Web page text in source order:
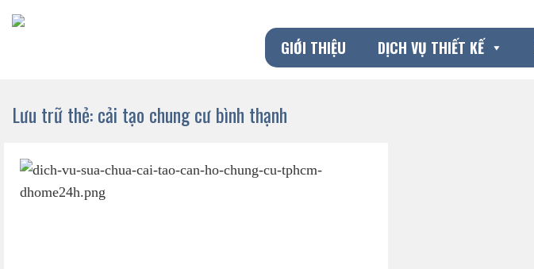
Chuyển
đến
GIỚI THIỆU DỊCH VỤ THIẾT KẾ
Lưu trữ thẻ:cải tạo chung cư bình thạnh